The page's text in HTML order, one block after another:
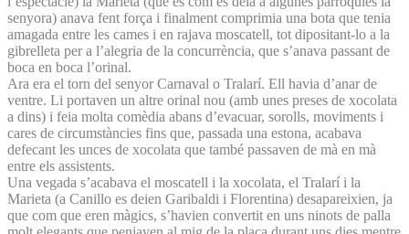
senyora) anava fent força i finalment comprimia una bota que tenia
amagada entre les cames i en rajava moscatell, tot dipositant-lo a la
gibrelleta per a l’alegria de la concurrència, que s’anava passant de
boca en boca l’orinal.
Ara era el torn del senyor Carnaval o Tralarí. Ell havia d’anar de
ventre. Li portaven un altre orinal nou (amb unes preses de xocolata
a dins) i feia molta comèdia abans d’evacuar, sorolls, moviments i
cares de circumstàncies fins que, passada una estona, acabava
defecant les unces de xocolata que també passaven de mà en mà
entre els assistents.
Una vegada s’acabava el moscatell i la xocolata, el Tralarí i la
Marieta (a Canillo es deien Garibaldi i Florentina) desapareixien, ja
que com que eren màgics, s’havien convertit en uns ninots de palla